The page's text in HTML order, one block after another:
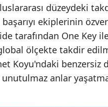
düzeydeki
ekiplerinin
tarafından One
ölçekte takdir
Koyu'ndaki
anlar